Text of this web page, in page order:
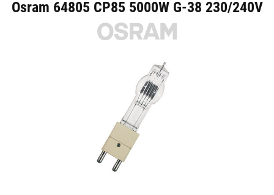
Osram 64805 CP85 5000W G-38 230/240V